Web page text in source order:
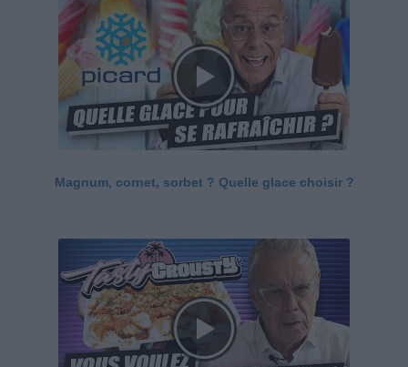
Magnum, cornet, sorbet ? Quelle glace choisir ?